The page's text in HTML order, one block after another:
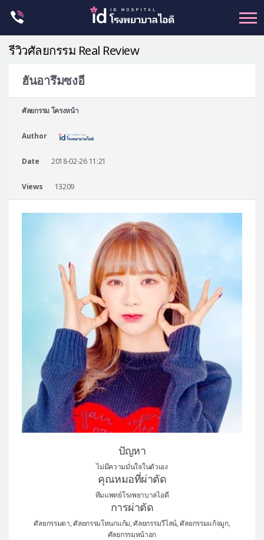
ศัลยกรรม โครงหน้า
หน้าอก
แผนกศัลยกรรมจุดซ่อนเร้น
แนะนำโรงพยาบาลไอดี
ศัลยกรรมอย่างปลอดภัย
ปรึกษาทางออนไลน์
Real Selfie Review
รีวิวศัลยกรรม Real Review
ฮันอารึมซงอี
ศัลยกรรม โครงหน้า
Author
Date 2018-02-26 11:21
Views 13209
ปัญหา
ไม่มีความมั่นใจในตัวเอง
คุณหมอที่ผ่าตัด
ทีมแพทย์โรงพยาบาลไอดี
การผ่าตัด
ศัลยกรรมตา, ศัลยกรรมโหนกแก้ม, ศัลยกรรมวีไลน์, ศัลยกรรมแก้จมูก,
ศัลยกรรมหน้าอก